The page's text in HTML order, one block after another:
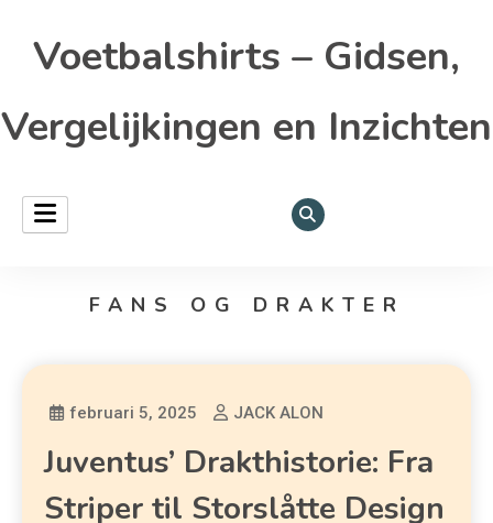
Voetbalshirts – Gidsen,
Vergelijkingen en Inzichten
FANS OG DRAKTER
februari 5, 2025 JACK ALON
Juventus’ Drakthistorie: Fra
Striper til Storslåtte Design